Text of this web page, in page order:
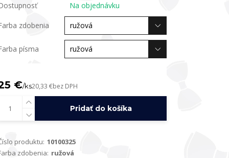
Na objednávku
zdobenia
písma
€/ks20,33 €bez DPH
Pridať do košíka
produktu: 10100325
zdobenia: ružová